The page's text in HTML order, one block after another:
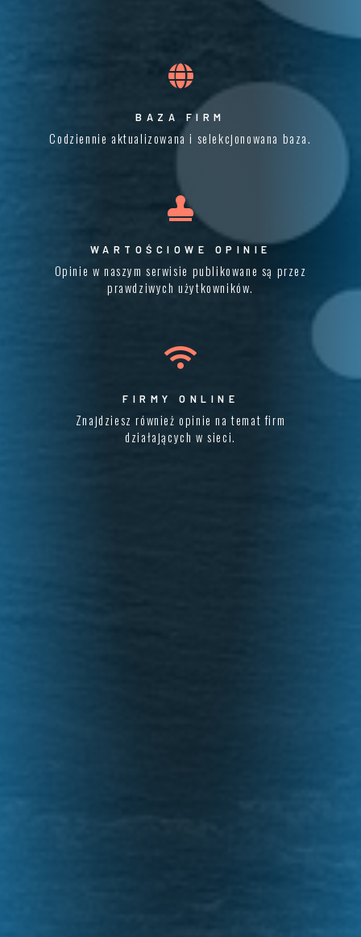
BAZA FIRM
Codziennie aktualizowana i selekcjonowana baza.
WARTOŚCIOWE OPINIE
Opinie w naszym serwisie publikowane są przez
prawdziwych użytkowników.
FIRMY ONLINE
Znajdziesz również opinie na temat firm
działających w sieci.